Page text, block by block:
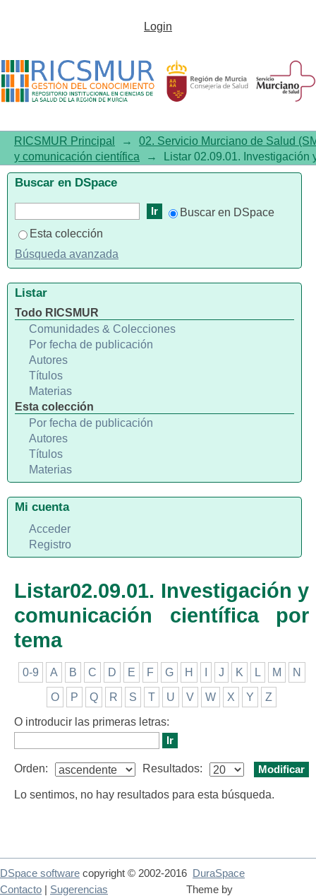
Listar02.09.01. Investigación y
tema
Login
RICSMUR Principal →
02. Servicio Murciano de Salud
y comunicación científica
→ Listar 02.09.01.
Listar02.09.01. Investigación y
comunicación científica por
tema
0-9 A B C D E F G H J K L M N
O P Q R S T U V W X Y Z
O introducir las primeras letras:
Orden: Resultados:
Lo sentimos, no hay resultados para esta búsqueda.
Buscar en DSpace
Buscar en DSpace
Esta colección
Búsqueda avanzada
Listar
Todo RICSMUR
Comunidades & Colecciones
Por fecha de publicación
Autores
Títulos
Materias
Esta colección
Por fecha de publicación
Autores
Títulos
Materias
Mi cuenta
Acceder
Registro
DSpace software copyright © 2002-2016
DuraSpace
Theme by
Contacto Sugerencias